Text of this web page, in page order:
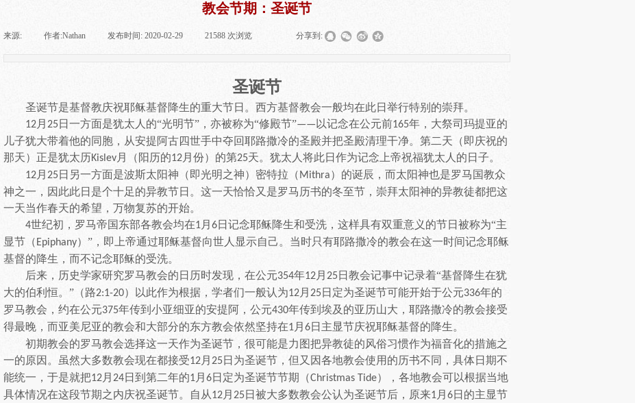
教会节期：圣诞节
来源: 作者:Nathan 发布时间: 2020-02-29 21588 次浏览 分享到:
圣诞节
圣诞节是基督教庆祝耶稣基督降生的重大节日。西方基督教会一般均在此日举行特别的崇拜。
12月 25 日一方面是犹太人的“光明节” ，亦被称为“修殿节”——以记念在公元前165年，大祭司玛提亚的
儿子犹大带着他的同胞，从安提阿古四世手中夺回耶路撒冷的圣殿并把圣殿清理干净。第二天（即庆祝的
那天）正是犹太历Kislev月 （ 阳历的12月份） 的第25天。犹太人将此日作为记念上帝祝福犹太人的日子。
12月 25 日另一方面是波斯太阳神（即光明之神）密特拉（ Mithra）的诞辰，而太阳神也是罗马国教众
神之一，因此此日是个十足的异教节日。这一天恰恰又是罗马历书的冬至节，崇拜太阳神的异教徒都把这
一天当作春天的希望，万物复苏的开始。
4世纪初，罗马帝国东部各教会均在1月 6日记念耶稣降生和受洗，这样具有双重意义的节日被称为“主
显节（ Epiphany） ” ，即上帝通过耶稣基督向世人显示自己。当时只有耶路撒冷的教会在这一时间记念耶稣
基督的降生，而不记念耶稣的受洗。
后来，历史学家研究罗马教会的日历时发现，在公元354年12月 25日教会记事中记录着“基督降生在犹
大的伯利恒。 ” （路2:1-20）以此作为根据，学者们一般认为12月 25日定为圣诞节可能开始于公元336年的
罗马教会，约在公元375年传到小亚细亚的安提阿，公元430年传到埃及的亚历山大，耶路撒冷的教会接受
得最晚，而亚美尼亚的教会和大部分的东方教会依然坚持在1月 6日主显节庆祝耶稣基督的降生。
初期教会的罗马教会选择这一天作为圣诞节，很可能是力图把异教徒的风俗习惯作为福音化的措施之
一的原因。虽然大多数教会现在都接受12月 25日为圣诞节，但又因各地教会使用的历书不同，具体日期不
能统一，于是就把12月 24日到第二年的1月 6日定为圣诞节节期（Christmas Tide），各地教会可以根据当地
具体情况在这段节期之内庆祝圣诞节。自从12月 25 日被大多数教会公认为圣诞节后，原来1月 6日的主显节